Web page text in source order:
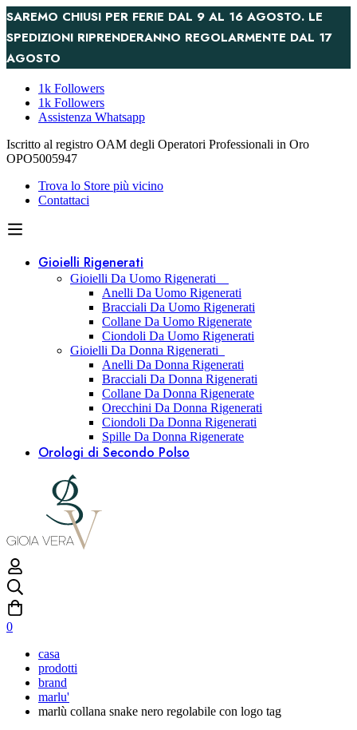
SAREMO CHIUSI PER FERIE DAL 9 AL 16 AGOSTO. LE
SPEDIZIONI RIPRENDERANNO REGOLARMENTE DAL 17
AGOSTO
1k Followers
1k Followers
Assistenza Whatsapp
Iscritto al registro OAM degli Operatori Professionali in Oro
OPO5005947
Trova lo Store più vicino
Contattaci
Gioielli Rigenerati
Gioielli Da Uomo Rigenerati
Anelli Da Uomo Rigenerati
Bracciali Da Uomo Rigenerati
Collane Da Uomo Rigenerate
Ciondoli Da Uomo Rigenerati
Gioielli Da Donna Rigenerati
Anelli Da Donna Rigenerati
Bracciali Da Donna Rigenerati
Collane Da Donna Rigenerate
Orecchini Da Donna Rigenerati
Ciondoli Da Donna Rigenerati
Spille Da Donna Rigenerate
Orologi di Secondo Polso
0
casa
prodotti
brand
marlu'
marlù collana snake nero regolabile con logo tag